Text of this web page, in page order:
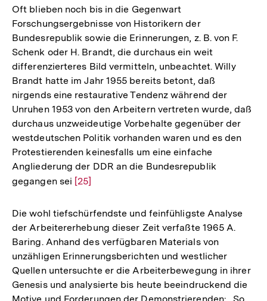
der
Fußnote
Oft blieben noch bis in die Gegenwart
Forschungsergebnisse von Historikern der
Bundesrepublik sowie die Erinnerungen, z. B. von F.
Schenk oder H. Brandt, die durchaus ein weit
differenzierteres Bild vermitteln, unbeachtet. Willy
Brandt hatte im Jahr 1955 bereits betont, daß
nirgends eine restaurative Tendenz während der
Unruhen 1953 von den Arbeitern vertreten wurde, daß
durchaus unzweideutige Vorbehalte gegenüber der
westdeutschen Politik vorhanden waren und es den
Protestierenden keinesfalls um eine einfache
Angliederung der DDR an die Bundesrepublik
gegangen sei Zur
der
Fußnote
[25]
Die wohl tiefschürfendste und feinfühligste Analyse
der Arbeitererhebung dieser Zeit verfaßte 1965 A.
Baring. Anhand des verfügbaren Materials von
unzähligen Erinnerungsberichten und westlicher
Quellen untersuchte er die Arbeiterbewegung in ihrer
Genesis und analysierte bis heute beeindruckend die
Motive und Forderungen der Demonstrierenden: „So